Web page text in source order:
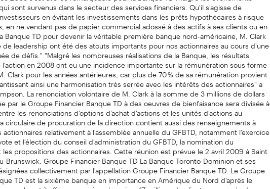
sont survenus dans le secteur des services financiers. Qu'il s'agisse de
en évitant les investissements dans les prêts hypothécaires à risque
en ne vendant pas de papier commercial adossé à des actifs à ses clients ou en
Banque TD pour devenir la véritable première banque nord-américaine, M. Clark
leadership ont été des atouts importants pour nos actionnaires au cours d'une
de défis." "Malgré les nombreuses réalisations de la Banque, les résultats
en 2008 ont eu une incidence importante sur la rémunération sous forme
Clark pour les années antérieures, car plus de 70 % de sa rémunération provient
ainsi une harmonisation très serrée avec les intérêts des actionnaires" a
La renonciation volontaire de M. Clark à la somme de 3 millions de dollars
par le Groupe Financier Banque TD à des oeuvres de bienfaisance sera divisée à
les renonciations d'options d'achat d'actions et les unités d'actions au
circulaire de procuration de la direction contient aussi des renseignements à
relativement à l'assemblée annuelle du GFBTD, notamment l'exercice
et l'élection du conseil d'administration du GFBTD, la nomination du
propositions des actionnaires. Cette réunion est prévue le 2 avril 2009 à Saint
Brunswick. Groupe Financier Banque TD La Banque Toronto-Dominion et ses
collectivement par l'appellation Groupe Financier Banque TD. Le Groupe
TD est la sixième banque en importance en Amérique du Nord d'après le